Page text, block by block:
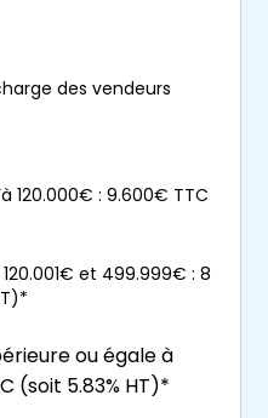
sur une période
une ”rente”
leur revenu
dans un
et de ne pas
des vendeurs
120.000€ : 9.600€ TTC
et 499.999€ : 8
ou égale à
(soit 5.83% HT)*